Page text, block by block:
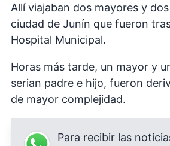
Allí viajaban dos mayores y
ciudad de Junín que fueron
Hospital Municipal.
Horas más tarde, un mayor y
serian padre e hijo, fueron
de mayor complejidad.
Para recibir las